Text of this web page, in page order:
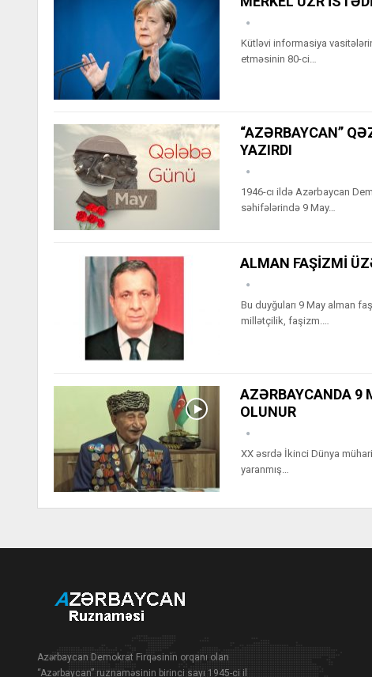
Kütləvi informasiya
etməsinin 80-ci…
“AZƏRBAYCAN”
YAZIRDI
1946-cı ildə Azərbaycan
səhifələrində 9 May…
ALMAN FAŞİZMİ
Bu duyğuları 9 May alman
millətçilik, faşizm.…
AZƏRBAYCANDA 9
OLUNUR
XX əsrdə İkinci Dünya
yaranmış…
Azərbaycan Demokrat Firqəsinin orqanı olan
“Azərbaycan” ruznaməsinin birinci sayı 1945-ci il